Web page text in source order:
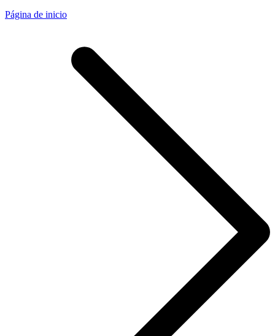
Página de inicio